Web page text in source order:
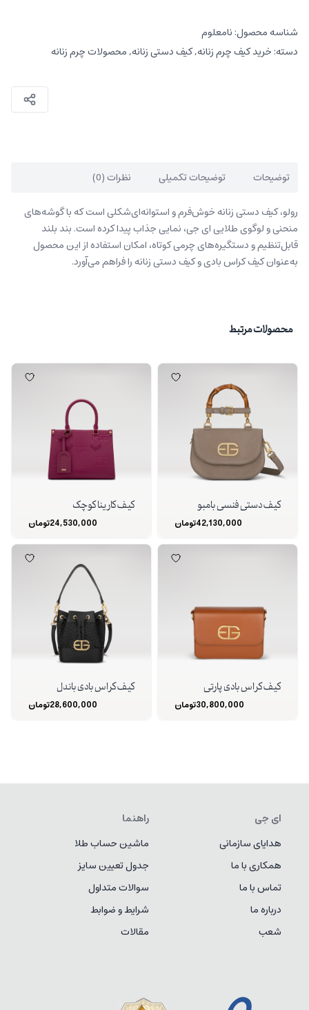
شناسه محصول: نامعلوم
دسته: خرید کیف چرم زنانه,کیف دستی زنانه,محصولات چرم زنانه
توضیحات توضیحات تکمیلی نظرات (0)
رولو، کیف دستی زنانه خوش‌فرم و استوانه‌ای‌شکلی است که با گوشه‌های
منحنی و لوگوی طلایی ای جی، نمایی جذاب پیدا کرده است. بند بلند
قابل‌تنظیم و دستگیره‌های چرمی کوتاه، امکان استفاده از این محصول
به‌عنوان کیف کراس بادی و کیف دستی زنانه را فراهم می‌آورد.
محصولات مرتبط
کیف دستی فنسی بامبو
42,130,000تومان
کیف کارینا کوچک
24,530,000تومان
کیف کراس بادی پارتی
30,800,000تومان
کیف کراس بادی باندل
28,600,000تومان
ای جی
هدایای سازمانی
همکاری با ما
تماس با ما
درباره ما
شعب
راهنما
ماشین حساب طلا
جدول تعیین سایز
سوالات متداول
شرایط و ضوابط
مقالات